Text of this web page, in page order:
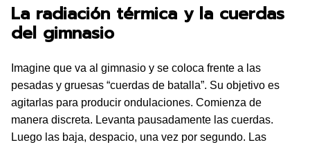
La radiación térmica y la cuerdas
del gimnasio
Imagine que va al gimnasio y se coloca frente a las
pesadas y gruesas “cuerdas de batalla”. Su objetivo es
agitarlas para producir ondulaciones. Comienza de
manera discreta. Levanta pausadamente las cuerdas.
Luego las baja, despacio, una vez por segundo. Las